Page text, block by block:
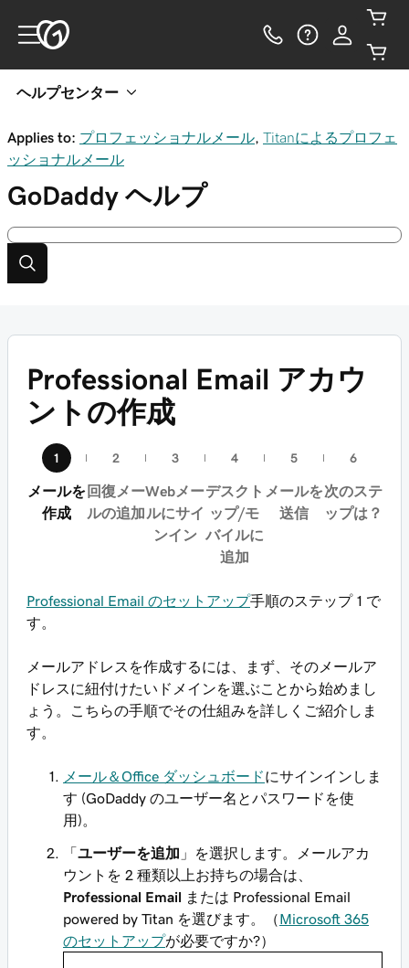
ヘルプセンター
Applies to: プロフェッショナルメール Titanによるプロフェ
ッショナルメール
GoDaddy ヘルプ
Professional Email アカウ
ントの作成
メールを
作成
回復メー
ルの追加
Webメー
ルにサイ
ンイン
デスクト
ップ/モ
バイルに
追加
メールを
送信
次のステ
ップは？
Professional Email のセットアップ手順のステップ 1 で
す。
メールアドレスを作成するには、まず、そのメールア
ドレスに紐付けたいドメインを選ぶことから始めまし
ょう。こちらの手順でその仕組みを詳しくご紹介しま
す。
メール＆Office ダッシュボードにサインインしま
す (GoDaddy のユーザー名とパスワードを使
用)。
「 ユーザーを追加 」を選択します。メールアカ
ウントを 2 種類以上お持ちの場合は、
Professional Email または Professional Email
powered by Titan を選びます。（Microsoft 365
のセットアップが必要ですか?）